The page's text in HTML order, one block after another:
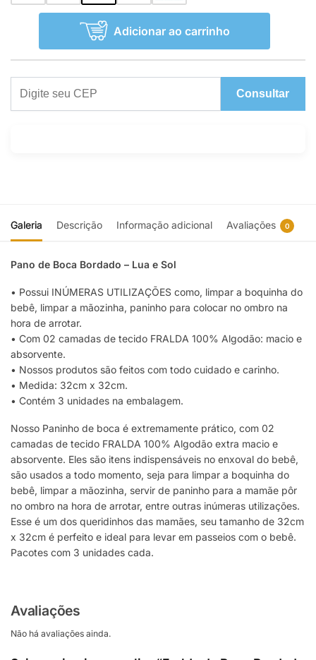
Adicionar ao carrinho
Consultar
Galeria Descrição Informação adicional Avaliações 0
Pano de Boca Bordado – Lua e Sol
• Possui INÚMERAS UTILIZAÇÕES como, limpar a boquinha do
bebê, limpar a mãozinha, paninho para colocar no ombro na
hora de arrotar.
• Com 02 camadas de tecido FRALDA 100% Algodão: macio e
absorvente.
• Nossos produtos são feitos com todo cuidado e carinho.
• Medida: 32cm x 32cm.
• Contém 3 unidades na embalagem.
Nosso Paninho de boca é extremamente prático, com 02
camadas de tecido FRALDA 100% Algodão extra macio e
absorvente. Eles são itens indispensáveis no enxoval do bebê,
são usados a todo momento, seja para limpar a boquinha do
bebê, limpar a mãozinha, servir de paninho para a mamãe pôr
no ombro na hora de arrotar, entre outras inúmeras utilizações.
Esse é um dos queridinhos das mamães, seu tamanho de 32cm
x 32cm é perfeito e ideal para levar em passeios com o bebê.
Pacotes com 3 unidades cada.
Avaliações
Não há avaliações ainda.